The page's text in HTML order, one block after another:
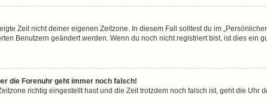
Zeit nicht deiner eigenen Zeitzone. In diesem Fall solltest du im
Benutzern geändert werden. Wenn du noch nicht registriert bist, ist dies ein
die Forenuhr geht immer noch falsch!
richtig eingestellt hast und die Zeit trotzdem noch falsch ist, geht die